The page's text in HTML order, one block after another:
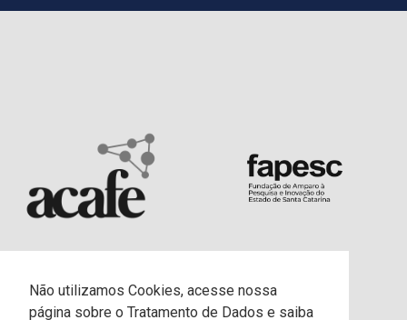
Não utilizamos Cookies, acesse nossa
página sobre o Tratamento de Dados e saiba